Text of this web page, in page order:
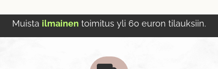
Muista ilmainen toimitus yli 60 euron tilauksiin.